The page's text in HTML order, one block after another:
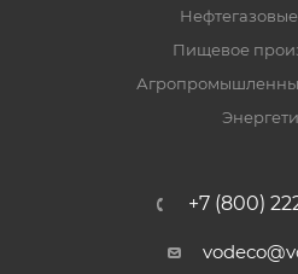
Пищевое
+7 (800)